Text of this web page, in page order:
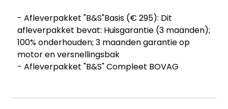
- Afleverpakket "B&S"Basis (€ 295): Dit
afleverpakket bevat: Huisgarantie (3 maanden);
100% onderhouden; 3 maanden garantie op
motor en versnellingsbak
- Afleverpakket "B&S" Compleet BOVAG